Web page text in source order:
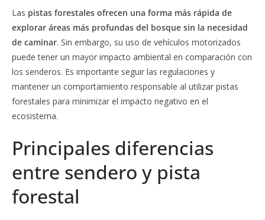
Las pistas forestales ofrecen una forma más rápida de
explorar áreas más profundas del bosque sin la necesidad
de caminar. Sin embargo, su uso de vehículos motorizados
puede tener un mayor impacto ambiental en comparación con
los senderos. Es importante seguir las regulaciones y
mantener un comportamiento responsable al utilizar pistas
forestales para minimizar el impacto negativo en el
ecosistema.
Principales diferencias
entre sendero y pista
forestal